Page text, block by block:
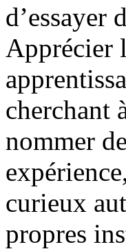
d’essayer
Apprécier
cherchant
nommer
curieux
propres